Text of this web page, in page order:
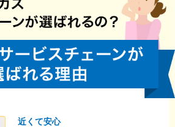
近くて安心